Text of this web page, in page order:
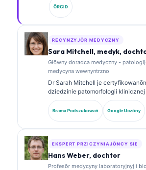
wytwornego sieci neuronowej. Dr.
obszernie na temat interpretacyje
diagnostyki laboratoryjnej w
laboratoryjnej.
ÔRCID
RECYNZYJŌR MEDYCZNY
Sara Mitchell, medyk,
Głōwny doradca medyczny -
medycyna wewnyntrzno
Dr Sarah Mitchell je
dziedzinie patomorfologii klinicznej
letnim staŜōm w medycynie
diagnostycznej. Ma
chemii klinicznej i publikowała
Brama Podszukowań Google Uczōny
EKSPERT PRZICZYNIAJŌNCY SIE
Hans Weber, dochtor
Profesōr medycyny laboratoryjnyj i